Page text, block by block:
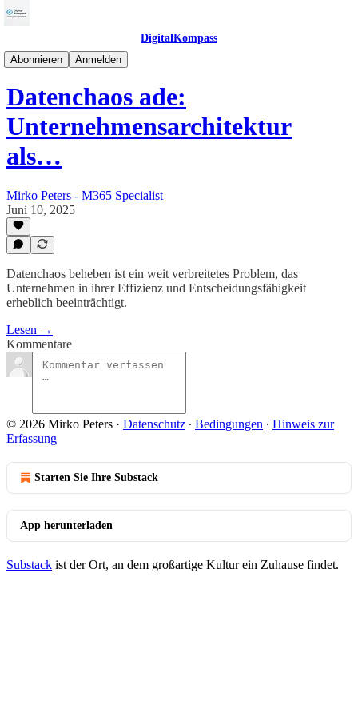
DigitalKompass
Abonnieren
Anmelden
DataKompass
Datenchaos ade:
Unternehmensarchitektur
als…
Mirko Peters - M365 Specialist
Juni 10, 2025
Datenchaos beheben ist ein weit verbreitetes Problem, das
Unternehmen in ihrer Effizienz und Entscheidungsfähigkeit
erheblich beeinträchtigt.
Lesen →
Kommentare
© 2026 Mirko Peters · Datenschutz ∙ Bedingungen ∙ Hinweis zur
Erfassung
Starten Sie Ihre Substack
App herunterladen
Substack ist der Ort, an dem großartige Kultur ein Zuhause findet.